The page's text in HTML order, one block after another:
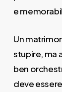
e
Un
stupire, ma
ben
deve